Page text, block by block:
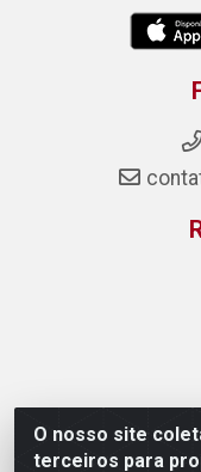
O nosso site
terceiros para
Nova Fase